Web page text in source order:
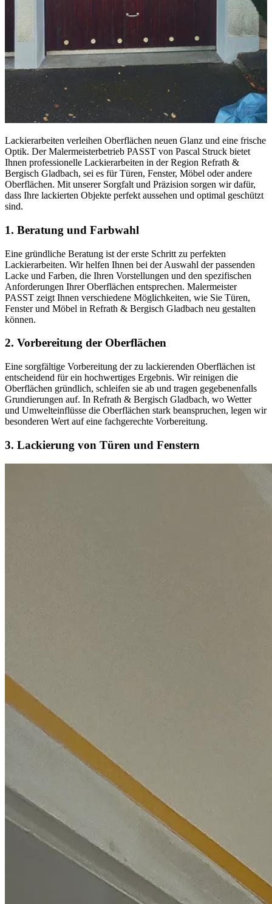
Lackierarbeiten verleihen Oberflächen neuen Glanz und eine frische
Optik. Der Malermeisterbetrieb PASST von Pascal Struck bietet
Ihnen professionelle Lackierarbeiten in der Region Refrath &
Bergisch Gladbach, sei es für Türen, Fenster, Möbel oder andere
Oberflächen. Mit unserer Sorgfalt und Präzision sorgen wir dafür,
dass Ihre lackierten Objekte perfekt aussehen und optimal geschützt
sind.
1. Beratung und Farbwahl
Eine gründliche Beratung ist der erste Schritt zu perfekten
Lackierarbeiten. Wir helfen Ihnen bei der Auswahl der passenden
Lacke und Farben, die Ihren Vorstellungen und den spezifischen
Anforderungen Ihrer Oberflächen entsprechen. Malermeister
PASST zeigt Ihnen verschiedene Möglichkeiten, wie Sie Türen,
Fenster und Möbel in Refrath & Bergisch Gladbach neu gestalten
können.
2. Vorbereitung der Oberflächen
Eine sorgfältige Vorbereitung der zu lackierenden Oberflächen ist
entscheidend für ein hochwertiges Ergebnis. Wir reinigen die
Oberflächen gründlich, schleifen sie ab und tragen gegebenenfalls
Grundierungen auf. In Refrath & Bergisch Gladbach, wo Wetter
und Umwelteinflüsse die Oberflächen stark beanspruchen, legen wir
besonderen Wert auf eine fachgerechte Vorbereitung.
3. Lackierung von Türen und Fenstern